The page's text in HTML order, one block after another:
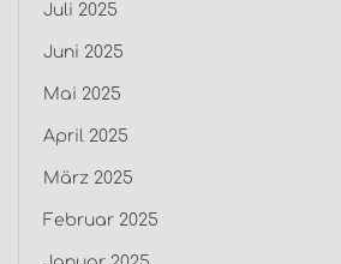
Juli 2025
Juni 2025
Mai 2025
April 2025
März 2025
Februar 2025